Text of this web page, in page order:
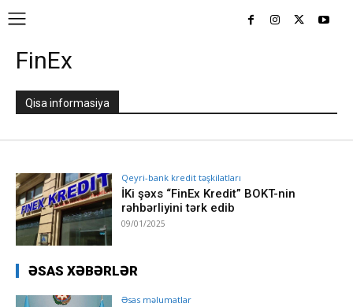
FinEx
Qisa informasiya
Qeyri-bank kredit təşkilatları
İKi şəxs “FinEx Kredit” BOKT-nin
rəhbərliyini tərk edib
09/01/2025
ƏSAS XƏBƏRLƏR
Əsas məlumatlar